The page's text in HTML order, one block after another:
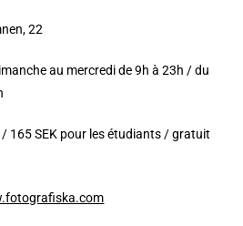
22
au mercredi de 9h à 23h / du
/ 165 SEK pour les étudiants / gratuit